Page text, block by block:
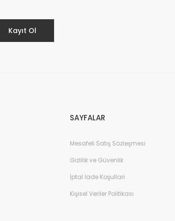
Kayıt Ol
SAYFALAR
Mesafeli Satış Sözleşmesi
Gizlilik ve Güvenlik
İptal İade Koşullari
Kişisel Veriler Politikası